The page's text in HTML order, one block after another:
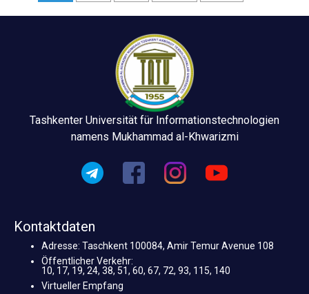
Tashkenter Universität für Informationstechnologien
namens Mukhammad al-Khwarizmi
Kontaktdaten
Adresse: Taschkent 100084, Amir Temur Avenue 108
Öffentlicher Verkehr:
10, 17, 19, 24, 38, 51, 60, 67, 72, 93, 115, 140
Virtueller Empfang